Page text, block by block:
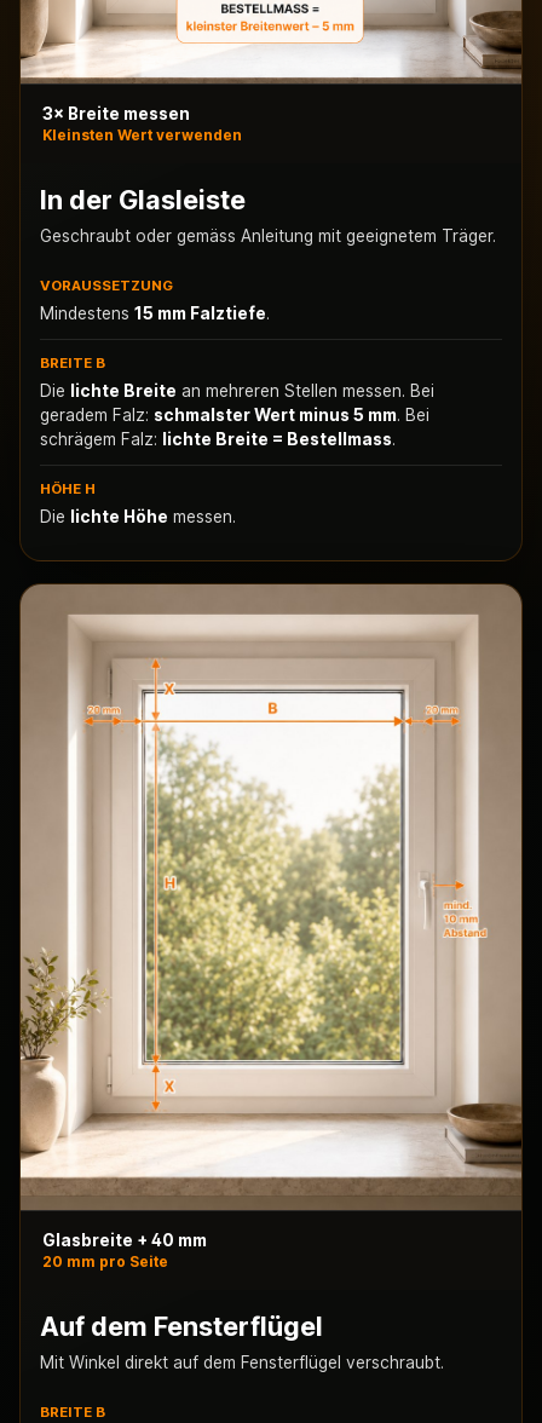
3× Breite messen
Kleinsten Wert verwenden
In der Glasleiste
Geschraubt oder gemäss Anleitung mit geeignetem Träger.
VORAUSSETZUNG
Mindestens 15 mm Falztiefe.
BREITE B
Die lichte Breite an mehreren Stellen messen. Bei
geradem Falz: schmalster Wert minus 5 mm. Bei
schrägem Falz:
lichte Breite = Bestellmass.
HÖHE H
Die lichte Höhe messen.
Glasbreite + 40 mm
20 mm pro Seite
Auf dem Fensterflügel
Mit Winkel direkt auf dem Fensterflügel verschraubt.
BREITE B